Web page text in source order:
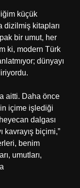
küçük
dizilmiş kitapları
bir umut, her
ki, modern Türk
dünyayı
aitti. Daha önce
içime işlediği
dalgası
kavrayış biçimi,”
benim
umutları,